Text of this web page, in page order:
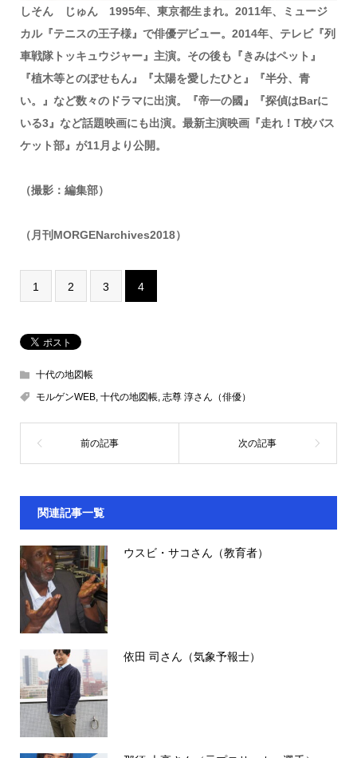
しそん じゅん 1995年、東京都生まれ。2011年、ミュージ
カル『テニスの王子様』で俳優デビュー。2014年、テレビ『列
車戦隊トッキュウジャー』主演。その後も『きみはペット』
『植木等とのぼせもん』『太陽を愛したひと』『半分、青
い。』など数々のドラマに出演。『帝一の國』『探偵はBarに
いる3』など話題映画にも出演。最新主演映画『走れ！T校バス
ケット部』が11月より公開。
（撮影：編集部）
（月刊MORGENarchives2018）
1 2 3 4
十代の地図帳
モルゲンWEB, 十代の地図帳, 志尊 淳さん（俳優）
関連記事一覧
ウスビ・サコさん（教育者）
依田 司さん（気象予報士）